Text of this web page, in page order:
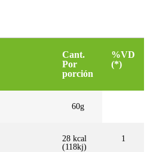
Cant.
Por
porción
%VD
(*)
60g
28 kcal
(118kj)
1